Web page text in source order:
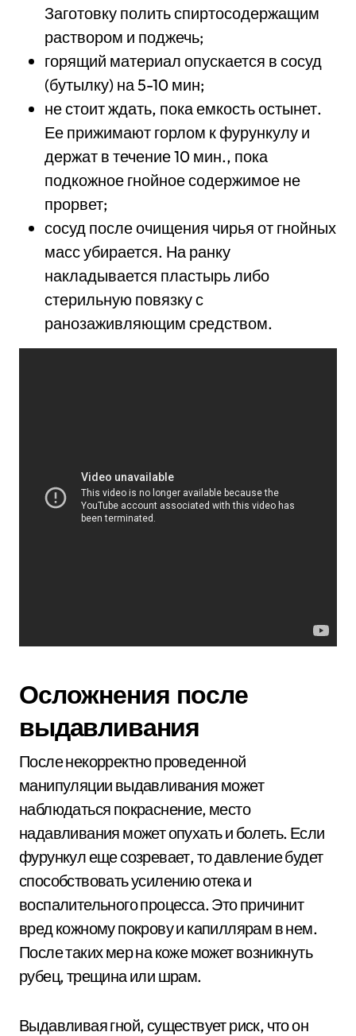
Заготовку полить спиртосодержащим
раствором и поджечь;
горящий материал опускается в сосуд
(бутылку) на 5-10 мин;
не стоит ждать, пока емкость остынет.
Ее прижимают горлом к фурункулу и
держат в течение 10 мин., пока
подкожное гнойное содержимое не
прорвет;
сосуд после очищения чирья от гнойных
масс убирается. На ранку
накладывается пластырь либо
стерильную повязку с
ранозаживляющим средством.
Осложнения после
выдавливания
После некорректно проведенной
манипуляции выдавливания может
наблюдаться покраснение, место
надавливания может опухать и болеть. Если
фурункул еще созревает, то давление будет
способствовать усилению отека и
воспалительного процесса. Это причинит
вред кожному покрову и капиллярам в нем.
После таких мер на коже может возникнуть
рубец, трещина или шрам.
Выдавливая гной, существует риск, что он